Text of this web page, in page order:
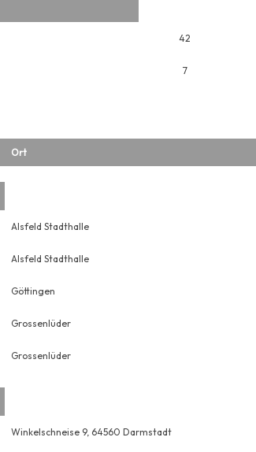
42
7
Ort
Alsfeld Stadthalle
Alsfeld Stadthalle
Göttingen
Grossenlüder
Grossenlüder
Winkelschneise 9, 64560 Darmstadt